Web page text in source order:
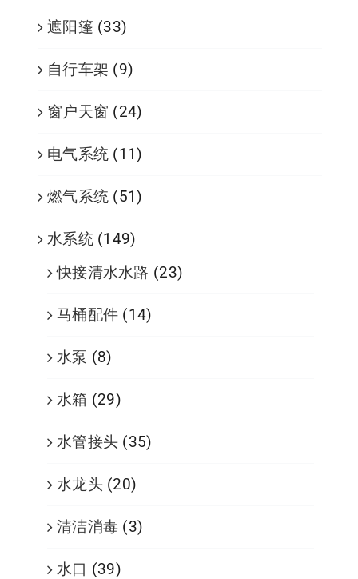
遮阳篷 (33)
自行车架 (9)
窗户天窗 (24)
电气系统 (11)
燃气系统 (51)
水系统 (149)
快接清水水路 (23)
马桶配件 (14)
水泵 (8)
水箱 (29)
水管接头 (35)
水龙头 (20)
清洁消毒 (3)
水口 (39)